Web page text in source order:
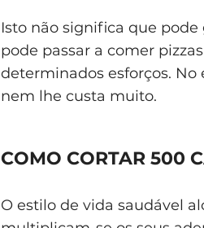
Isto não significa que
pode passar a comer
determinados esforços.
nem lhe custa muito.
COMO CORTAR 500
O estilo de vida saudável